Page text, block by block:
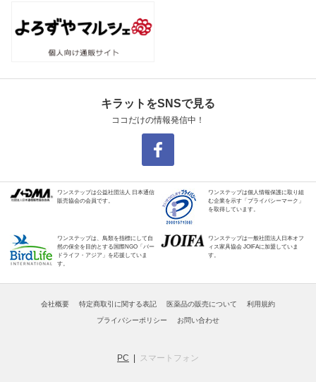
キラットをSNSで見る
ココだけの情報発信中！
ワンステップは公益社団法人 日本通信
販売協会の会員です。
ワンステップは個人情報保護に取り組
む企業を示す「プライバシーマーク」
を取得しています。
ワンステップは、鳥類を指標にして自
然の保全を目的とする国際NGO「バー
ドライフ・アジア」を応援していま
す。
ワンステップは一般社団法人日本オフ
ィス家具協会 JOIFAに加盟していま
す。
会社概要 特定商取引に関する表記 医薬品の販売について 利用規約
プライバシーポリシー お問い合わせ
PC スマートフォン